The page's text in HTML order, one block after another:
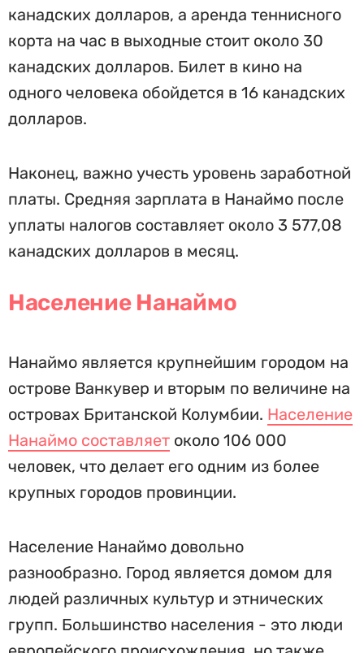
канадских долларов, а аренда теннисного
корта на час в выходные стоит около 30
канадских долларов. Билет в кино на
одного человека обойдется в 16 канадских
долларов.
Наконец, важно учесть уровень заработной
платы. Средняя зарплата в Нанаймо после
уплаты налогов составляет около 3 577,08
канадских долларов в месяц.
Население Нанаймо
Нанаймо является крупнейшим городом на
острове Ванкувер и вторым по величине на
островах Британской Колумбии. Население
Нанаймо составляет около 106 000
человек, что делает его одним из более
крупных городов провинции.
Население Нанаймо довольно
разнообразно. Город является домом для
людей различных культур и этнических
групп. Большинство населения - это люди